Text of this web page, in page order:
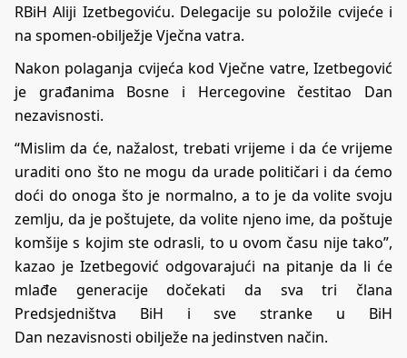
RBiH Aliji Izetbegoviću. Delegacije su položile cvijeće i
na spomen-obilježje Vječna vatra.
Nakon polaganja cvijeća kod Vječne vatre, Izetbegović
je građanima Bosne i Hercegovine čestitao Dan
nezavisnosti.
“Mislim da će, nažalost, trebati vrijeme i da će vrijeme
uraditi ono što ne mogu da urade političari i da ćemo
doći do onoga što je normalno, a to je da volite svoju
zemlju, da je poštujete, da volite njeno ime, da poštuje
komšije s kojim ste odrasli, to u ovom času nije tako”,
kazao je Izetbegović odgovarajući na pitanje da li će
mlađe generacije dočekati da sva tri člana
Predsjedništva BiH i sve stranke u BiH
Dan nezavisnosti obilježe na jedinstven način.